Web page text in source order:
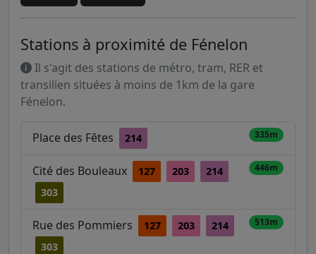
Stations à proximité de Fénelon
Il s'agit des stations de métro, tram, RER et
transilien situées à moins de 1km de la gare
Fénelon.
Place des Fêtes 214 335m
Cité des Bouleaux 127 203
214
303
446m
Rue des Pommiers 127 203
214
303
513m